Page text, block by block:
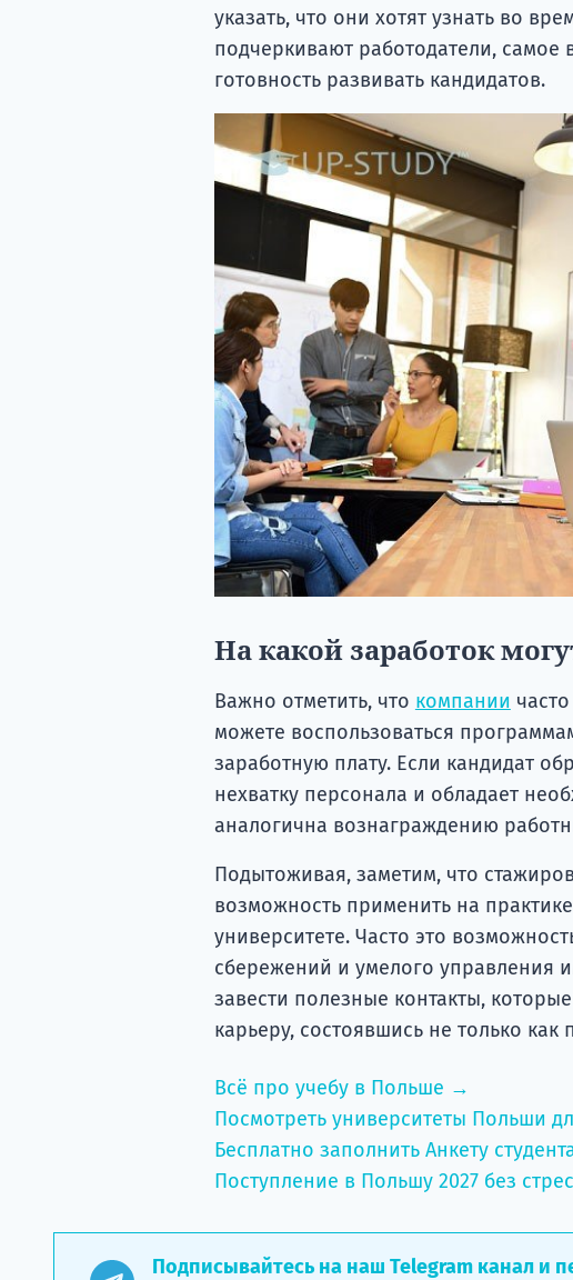
указать, что они хотят узнать во
подчеркивают работодатели, самое
готовность развивать кандидатов.
На какой заработок
Важно отметить, что компании
можете воспользоваться
заработную плату. Если кандидат
нехватку персонала и обладает
аналогична вознаграждению
Подытоживая, заметим, что
возможность применить на
университете. Часто это
сбережений и умелого управления
завести полезные контакты,
карьеру, состоявшись не только
Всё про учебу в Польше →
Посмотреть университеты Польши
Бесплатно заполнить Анкету
Поступление в Польшу 2027 без
Подписывайтесь на наш Telegram канал и